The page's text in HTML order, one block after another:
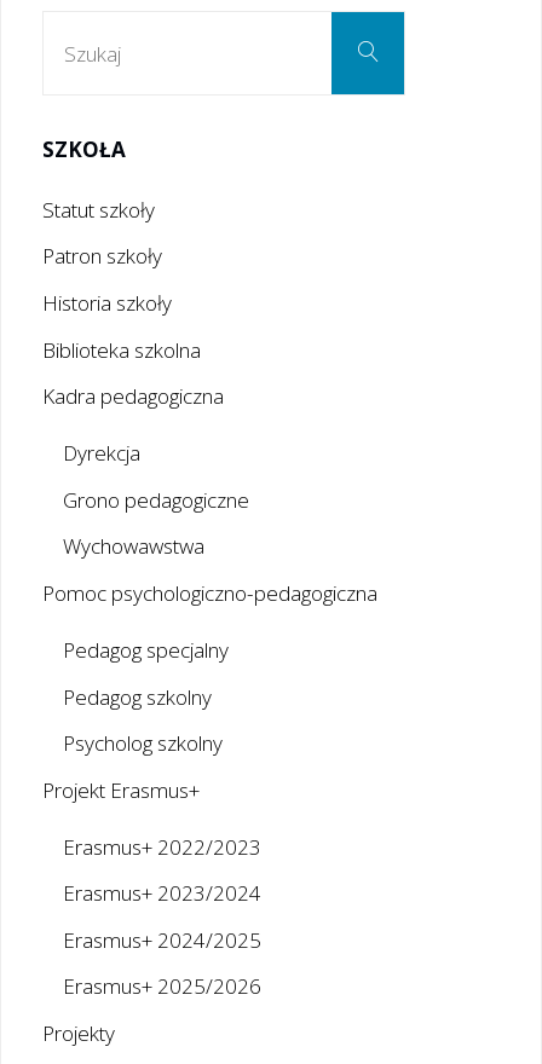
Szukaj
SZKOŁA
Statut szkoły
Patron szkoły
Historia szkoły
Biblioteka szkolna
Kadra pedagogiczna
Dyrekcja
Grono pedagogiczne
Wychowawstwa
Pomoc psychologiczno-pedagogiczna
Pedagog specjalny
Pedagog szkolny
Psycholog szkolny
Projekt Erasmus+
Erasmus+ 2022/2023
Erasmus+ 2023/2024
Erasmus+ 2024/2025
Erasmus+ 2025/2026
Projekty